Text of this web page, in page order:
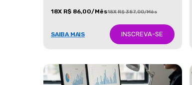
18X R$ 86,00/Mês18X R$ 387,00/Mês
SAIBA MAIS INSCREVA-SE